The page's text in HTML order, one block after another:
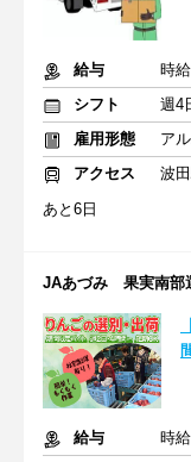
給与
時
シフト
週4
雇用形態
ア
アクセス
波
あと6日
JAあづみ 果実南部
給与
時